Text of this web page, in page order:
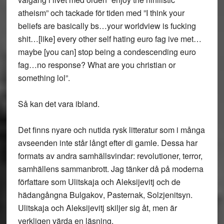
atheism” och tackade för tiden med ”I think your
beliefs are basically bs…your worldview is fucking
shit…[like] every other self hating euro fag ive met…
maybe [you can] stop being a condescending euro
fag…no response? What are you christian or
something lol”.
Så kan det vara ibland.
Det finns nyare och nutida rysk litteratur som i många
avseenden inte står långt efter di gamle. Dessa har
formats av andra samhällsvindar: revolutioner, terror,
samhällens sammanbrott. Jag tänker då på moderna
författare som Ulitskajaoch Aleksijevitj och de
hädangångna Bulgakov, Pasternak, Solzjenitsyn.
Ulitskaja och Aleksijevitj skiljer sig åt, men är
verkligen värda en läsning.